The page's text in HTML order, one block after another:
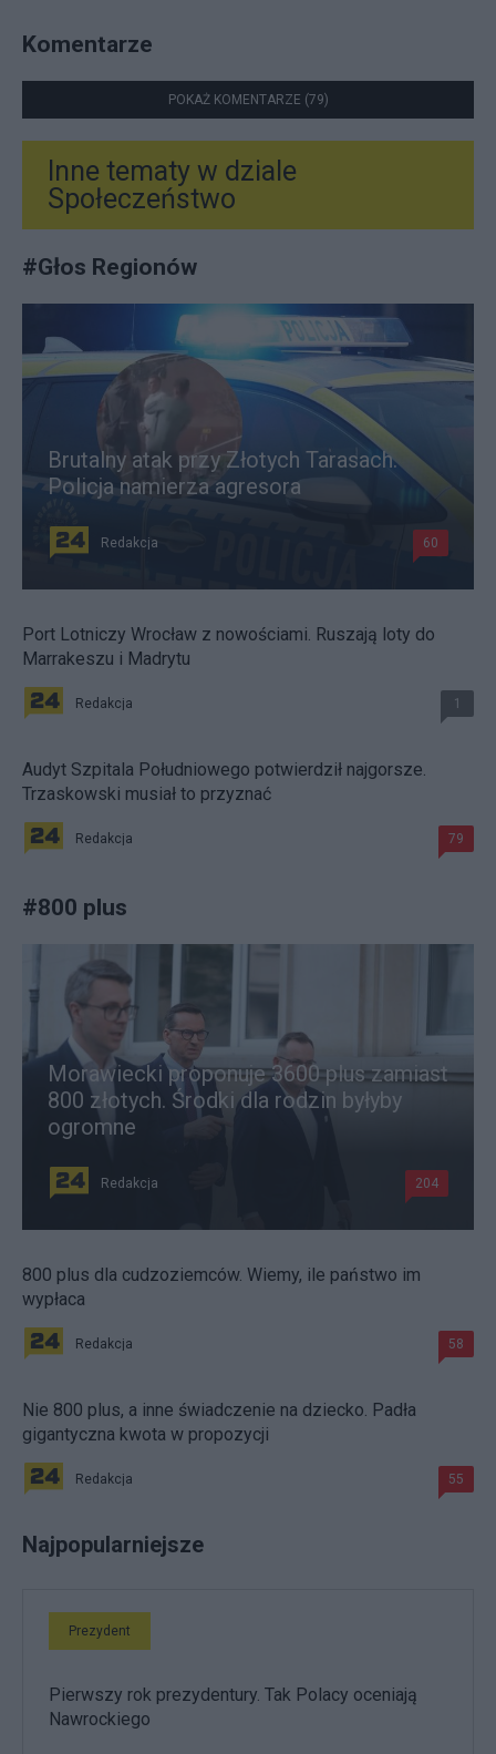
Komentarze
POKAŻ KOMENTARZE (79)
Inne tematy w dziale
Społeczeństwo
#Głos Regionów
Brutalny atak przy Złotych Tarasach.
Policja namierza agresora
Redakcja 60
Port Lotniczy Wrocław z nowościami. Ruszają loty do
Marrakeszu i Madrytu
Redakcja 1
Audyt Szpitala Południowego potwierdził najgorsze.
Trzaskowski musiał to przyznać
Redakcja 79
#800 plus
Morawiecki proponuje 3600 plus zamiast
800 złotych. Środki dla rodzin byłyby
ogromne
Redakcja 204
800 plus dla cudzoziemców. Wiemy, ile państwo im
wypłaca
Redakcja 58
Nie 800 plus, a inne świadczenie na dziecko. Padła
gigantyczna kwota w propozycji
Redakcja 55
Najpopularniejsze
Prezydent
Pierwszy rok prezydentury. Tak Polacy oceniają
Nawrockiego